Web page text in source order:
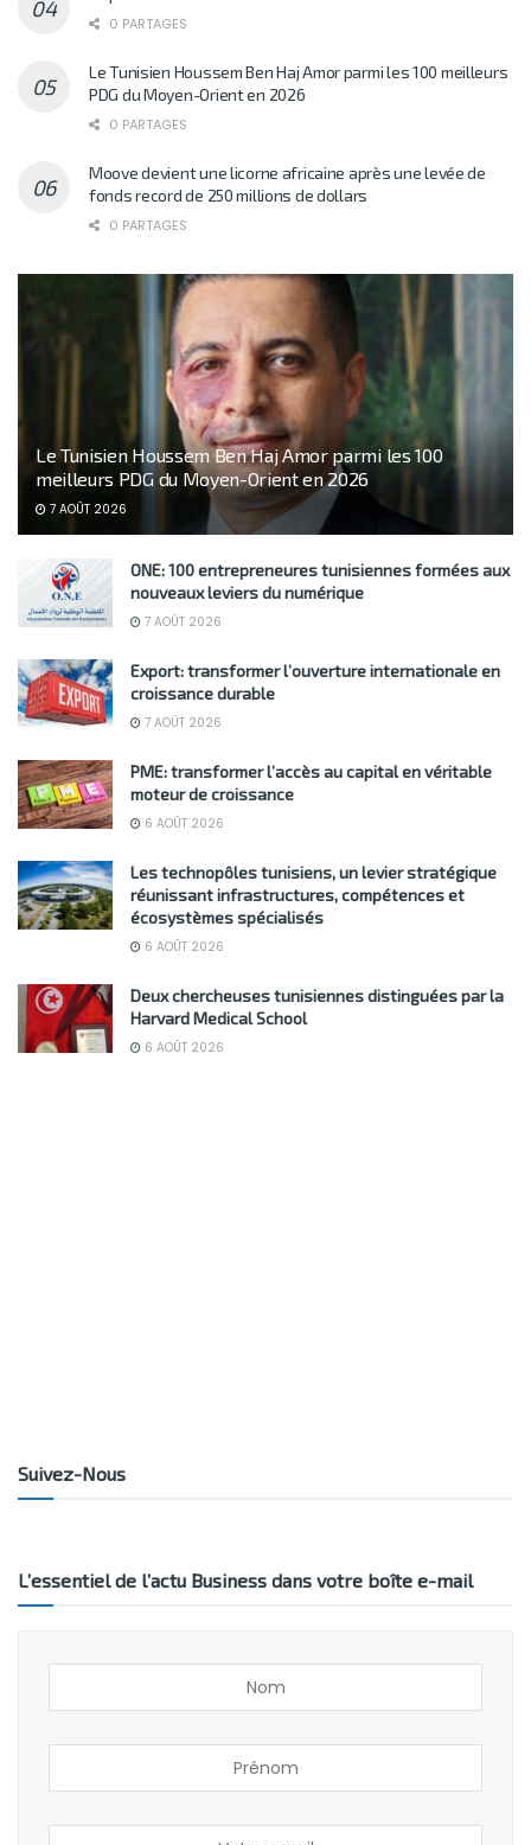
0 PARTAGES
Le Tunisien Houssem Ben Haj Amor parmi les 100 meilleurs
PDG du Moyen-Orient en 2026
0 PARTAGES
Moove devient une licorne africaine après une levée de
fonds record de 250 millions de dollars
0 PARTAGES
Le Tunisien Houssem Ben Haj Amor parmi les 100
meilleurs PDG du Moyen-Orient en 2026
7 AOÛT 2026
ONE: 100 entrepreneures tunisiennes formées aux
nouveaux leviers du numérique
7 AOÛT 2026
Export: transformer l’ouverture internationale en
croissance durable
7 AOÛT 2026
PME: transformer l’accès au capital en véritable
moteur de croissance
6 AOÛT 2026
Les technopôles tunisiens, un levier stratégique
réunissant infrastructures, compétences et
écosystèmes spécialisés
6 AOÛT 2026
Deux chercheuses tunisiennes distinguées par la
Harvard Medical School
6 AOÛT 2026
Suivez-Nous
L’essentiel de l’actu Business dans votre boîte e-mail